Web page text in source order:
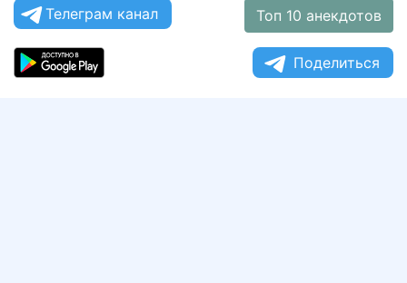
Телеграм канал Топ 10 анекдотов
Поделиться